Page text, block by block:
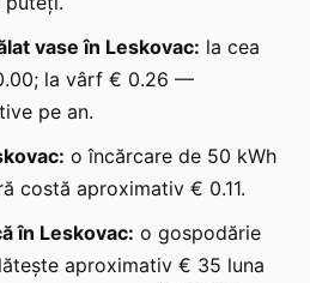
vase în Leskovac: la cea
la vârf € 0.26 —
pe an.
o încărcare de 50 kWh
costă aproximativ € 0.11.
în Leskovac: o gospodărie
aproximativ € 35 luna